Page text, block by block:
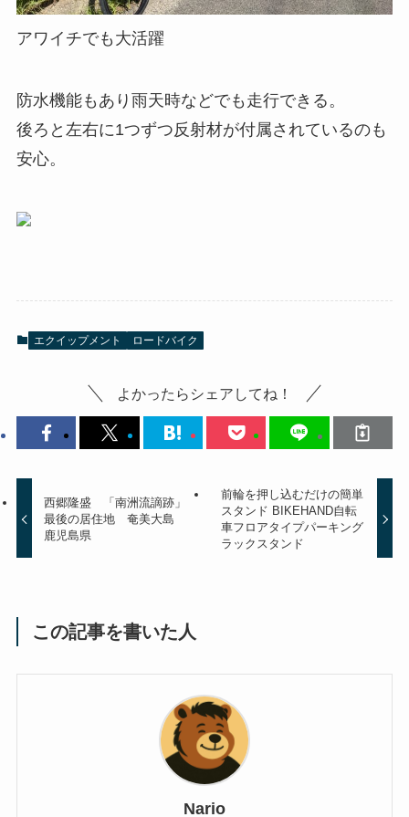
アワイチでも大活躍
防水機能もあり雨天時などでも走行できる。
後ろと左右に1つずつ反射材が付属されているのも
安心。
エクイップメント ロードバイク
よかったらシェアしてね！
西郷隆盛 「南洲流謫跡」
最後の居住地 奄美大島
鹿児島県
前輪を押し込むだけの簡単
スタンド BIKEHAND自転
車フロアタイプパーキング
ラックスタンド
この記事を書いた人
Nario